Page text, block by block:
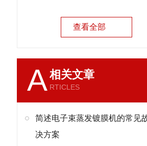
查看全部
A相关文章
RTICLES
简述电子束蒸发镀膜机的常见
决方案